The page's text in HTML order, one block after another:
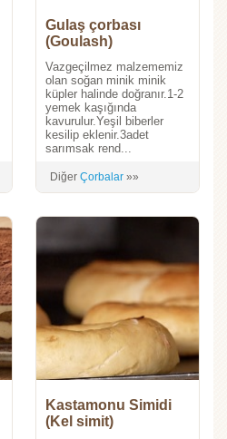
Gulaş çorbası
(Goulash)
Vazgeçilmez malzememiz
olan soğan minik minik
küpler halinde doğranır.1-2
yemek kaşığında
kavurulur.Yeşil biberler
kesilip eklenir.3adet
sarımsak rend...
Diğer Çorbalar»»
Kastamonu Simidi
(Kel simit)